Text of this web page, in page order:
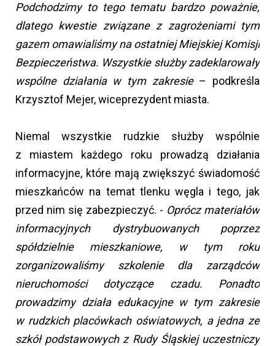
Podchodzimy to tego tematu bardzo poważnie,
dlatego kwestie związane z zagrożeniami tym
gazem omawialiśmy na ostatniej Miejskiej Komisji
Bezpieczeństwa. Wszystkie służby zadeklarowały
wspólne działania w tym zakresie – podkreśla
Krzysztof Mejer, wiceprezydent miasta.
Niemal wszystkie rudzkie służby wspólnie
z miastem każdego roku prowadzą działania
informacyjne, które mają zwiększyć świadomość
mieszkańców na temat tlenku węgla i tego, jak
przed nim się zabezpieczyć. - Oprócz materiałów
informacyjnych dystrybuowanych poprzez
spółdzielnie mieszkaniowe, w tym roku
zorganizowaliśmy szkolenie dla zarządców
nieruchomości dotyczące czadu. Ponadto
prowadzimy działa edukacyjne w tym zakresie
w rudzkich placówkach oświatowych, a jedna ze
szkół podstawowych z Rudy Śląskiej uczestniczy